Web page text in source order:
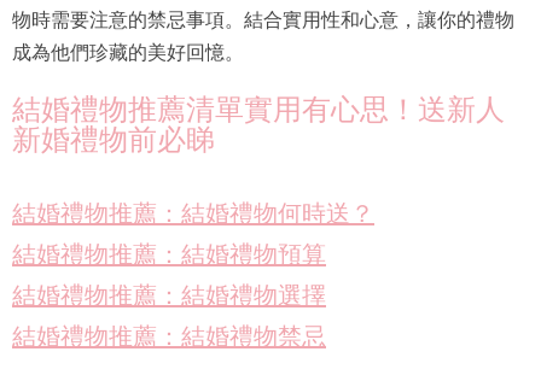
物時需要注意的禁忌事項。結合實用性和心意，讓你的禮物
成為他們珍藏的美好回憶。
結婚禮物推薦清單實用有心思！送新人
新婚禮物前必睇
結婚禮物推薦：結婚禮物何時送？
結婚禮物推薦：結婚禮物預算
結婚禮物推薦：結婚禮物選擇
結婚禮物推薦：結婚禮物禁忌